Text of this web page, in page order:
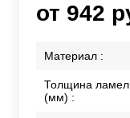
от 942
Материал :
Толщина
(мм) :